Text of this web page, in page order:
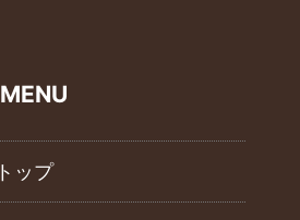
MENU
トップ